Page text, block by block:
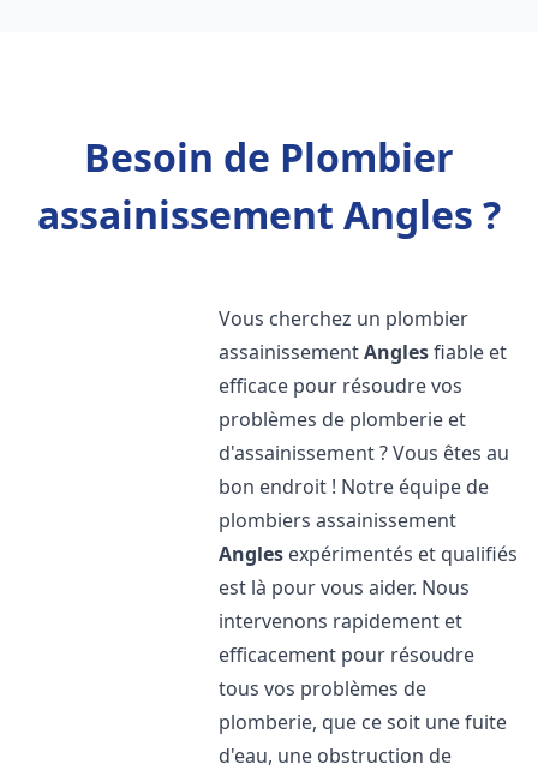
Besoin de Plombier
assainissement Angles ?
Vous cherchez un plombier
assainissementAnglesfiable et
efficace pour résoudre vos
problèmes de plomberie et
d'assainissement ? Vous êtes au
bon endroit ! Notre équipe de
plombiers assainissement
Angles expérimentés et qualifiés
est là pour vous aider. Nous
intervenons rapidement et
efficacement pour résoudre
tous vos problèmes de
plomberie, que ce soit une fuite
d'eau, une obstruction de